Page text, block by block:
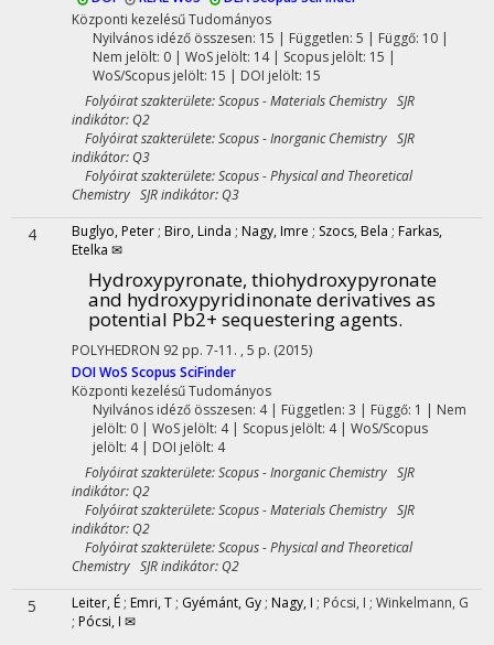
Központi kezelésűTudományos
Nyilvános idéző összesen: 15 | Független: 5 | Függő: 10 |
Nem jelölt: 0 | WoS jelölt: 14 | Scopus jelölt: 15 |
WoS/Scopus jelölt: 15 | DOI jelölt: 15
Folyóirat szakterülete: Scopus - Materials Chemistry SJR
indikátor: Q2
Folyóirat szakterülete: Scopus - Inorganic Chemistry SJR
indikátor: Q3
Folyóirat szakterülete: Scopus - Physical and Theoretical
Chemistry SJR indikátor: Q3
4 Buglyo, Peter ; Biro, Linda ; Nagy, Imre ; Szocs, Bela ; Farkas,
Etelka ✉
Hydroxypyronate, thiohydroxypyronate
and hydroxypyridinonate derivatives as
potential Pb2+ sequestering agents.
POLYHEDRON 92 pp. 7-11. , 5 p. (2015)
DOIWoS Scopus SciFinder
Központi kezelésűTudományos
Nyilvános idéző összesen: 4| Független: 3 | Függő: 1 | Nem
jelölt: 0 | WoS jelölt: 4 | Scopus jelölt: 4 | WoS/Scopus
jelölt: 4 | DOI jelölt: 4
Folyóirat szakterülete: Scopus - Inorganic Chemistry SJR
indikátor: Q2
Folyóirat szakterülete: Scopus - Materials Chemistry SJR
indikátor: Q2
Folyóirat szakterülete: Scopus - Physical and Theoretical
Chemistry SJR indikátor: Q2
5 Leiter, É ; Emri, T ; Gyémánt, Gy ; Nagy, I ; Pócsi, I ; Winkelmann, G
; Pócsi, I ✉